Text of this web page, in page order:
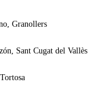
Granollers
Sant Cugat del Vallès